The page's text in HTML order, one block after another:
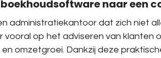
naar een
administratiekantoor dat zich niet
vooral op het adviseren van klanten
omzetgroei. Dankzij deze